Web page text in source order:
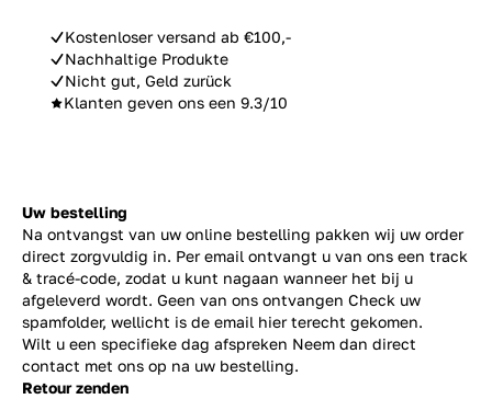
Kostenloser versand ab €100,-
Nachhaltige Produkte
Nicht gut, Geld zurück
Klanten geven ons een 9.3/10
Uw bestelling
Na ontvangst van uw online bestelling pakken wij uw order
direct zorgvuldig in. Per email ontvangt u van ons een track
& tracé-code, zodat u kunt nagaan wanneer het bij u
afgeleverd wordt. Geen van ons ontvangen Check uw
spamfolder, wellicht is de email hier terecht gekomen.
Wilt u een specifieke dag afspreken Neem dan direct
contact met ons op na uw bestelling.
Retour zenden